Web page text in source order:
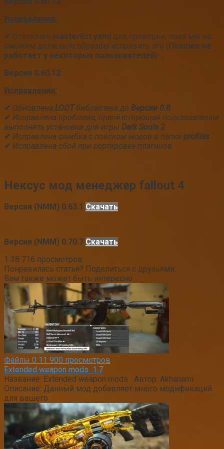
Исправления:
✔ Отключен masterlist.yaml для проверки, пока мы не
сможем должным образом исправить это (Похоже не
работает у некоторых пользователей)
Версия 0.60.12:
Исправления:
✔ Обновлена LOOTбиблиотека до Версии 0.8
✔ Исправлена проблема, препятствующая пользователям
выполнять установки для игры Dark Souls 2
✔ Исправлена ошибка с поиском модов в папке profiles
✔ Исправлена сбой при сортировке плагинов
Нексус мод менеджер fallout 4
Версия (NMM) 0.63.1 Скачать
Версия (NMM) 0.70.7 Скачать
1 38 716 просмотров
Понравилась статья? Поделиться с друзьями:
Вам также может быть интересно
Файлы 0 11 900 просмотров
Extended weapon mods 1.7
Название: Extended weapon mods Автор: Akhanami
Описание: Данный мод добавляет много модификаций
для вашего